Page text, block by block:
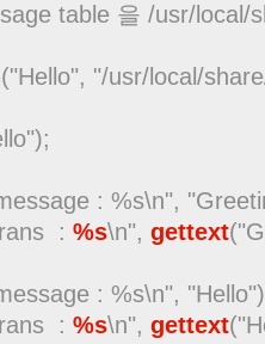
table 을 /usr/local/
"/usr/local/
: %s\n",
: %s\n", gettext
: %s\n",
: %s\n", gettext